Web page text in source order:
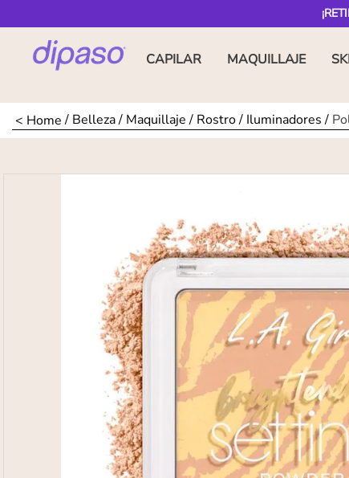
CAPILAR MAQUILLAJE
Belleza Maquillaje Rostro Iluminadores